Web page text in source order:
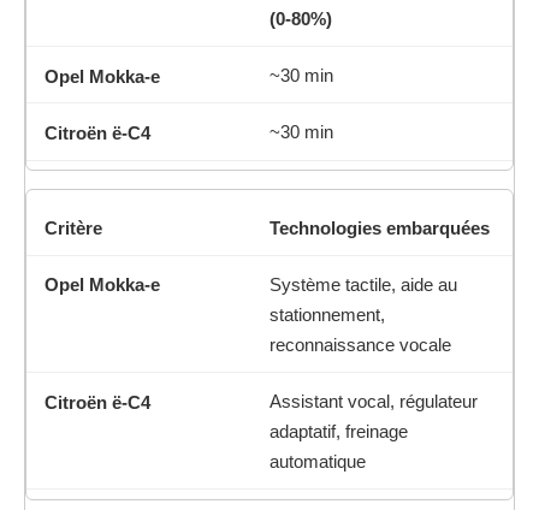
(0-80%)
~30 min
~30 min
Technologies embarquées
Système tactile, aide au
stationnement,
reconnaissance vocale
Assistant vocal, régulateur
adaptatif, freinage
automatique